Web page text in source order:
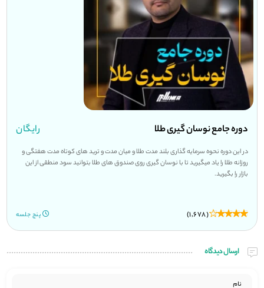
دوره جامع نوسان گیری طلا رایگان
در این دوره نحوه سرمایه گذاری بلند مدت طلا و میان مدت و ترید های کوتاه مدت هفتگی و
روزانه طلا را یاد میگیرید تا با نوسان گیری روی صندوق های طلا بتوانید سود منطقی از این
بازار را بگیرید.
(1,678) پنج جلسه
ارسال دیدگاه